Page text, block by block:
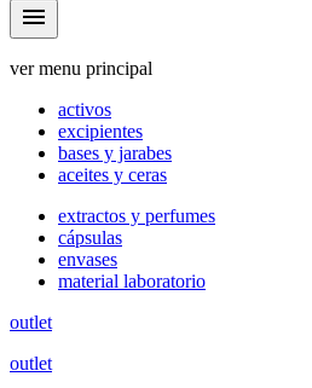
menu
ver menu principal
activos
excipientes
bases y jarabes
aceites y ceras
extractos y perfumes
cápsulas
envases
material laboratorio
outlet
outlet